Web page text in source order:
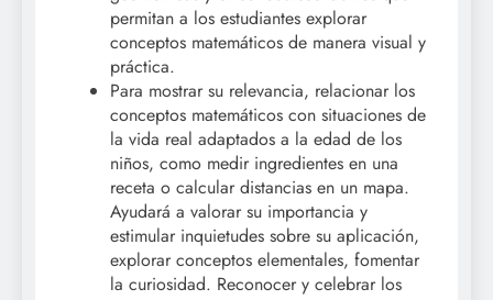
permitan a los estudiantes explorar
conceptos matemáticos de manera visual y
práctica.
Para mostrar su relevancia, relacionar los
conceptos matemáticos con situaciones de
la vida real adaptados a la edad de los
niños, como medir ingredientes en una
receta o calcular distancias en un mapa.
Ayudará a valorar su importancia y
estimular inquietudes sobre su aplicación,
explorar conceptos elementales, fomentar
la curiosidad. Reconocer y celebrar los